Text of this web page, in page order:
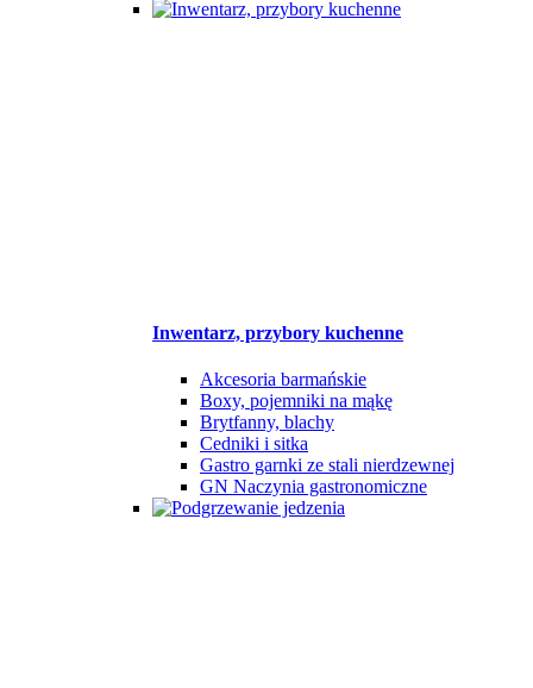
Inwentarz, przybory kuchenne
Akcesoria barmańskie
Boxy, pojemniki na mąkę
Brytfanny, blachy
Cedniki i sitka
Gastro garnki ze stali nierdzewnej
GN Naczynia gastronomiczne